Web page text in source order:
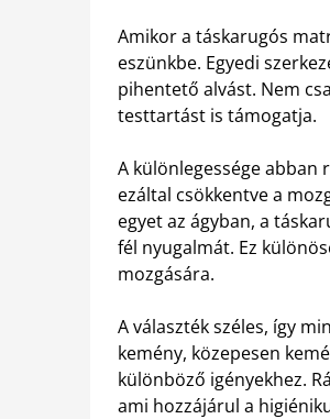
Amikor a táskarugós
eszünkbe. Egyedi
pihentető alvást. Nem
testtartást is támogatja.
A különlegessége abban
ezáltal csökkentve a
egyet az ágyban, a
fél nyugalmát. Ez
mozgására.
A választék széles, így
kemény, közepesen
különböző igényekhez.
ami hozzájárul a